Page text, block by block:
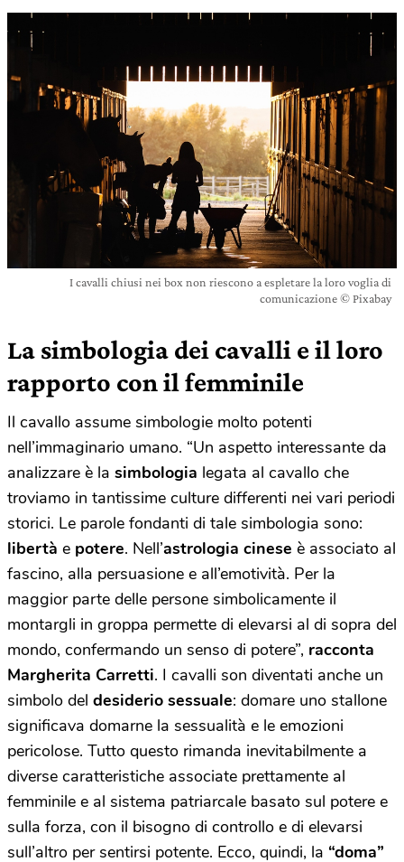
I cavalli chiusi nei box non riescono a espletare la loro voglia di
comunicazione © Pixabay
La simbologia dei cavalli e il loro
rapporto con il femminile
Il cavallo assume simbologie molto potenti
nell’immaginario umano. “Un aspetto interessante da
analizzare è la simbologia legata al cavallo che
troviamo in tantissime culture differenti nei vari periodi
storici. Le parole fondanti di tale simbologia sono:
libertà e potere. Nell’astrologia cinese è associato al
fascino, alla persuasione e all’emotività. Per la
maggior parte delle persone simbolicamente il
montargli in groppa permette di elevarsi al di sopra del
mondo, confermando un senso di potere”, racconta
Margherita Carretti. I cavalli son diventati anche un
simbolo del desiderio sessuale: domare uno stallone
significava domarne la sessualità e le emozioni
pericolose. Tutto questo rimanda inevitabilmente a
diverse caratteristiche associate prettamente al
femminile e al sistema patriarcale basato sul potere e
sulla forza, con il bisogno di controllo e di elevarsi
sull’altro per sentirsi potente. Ecco, quindi, la “doma”